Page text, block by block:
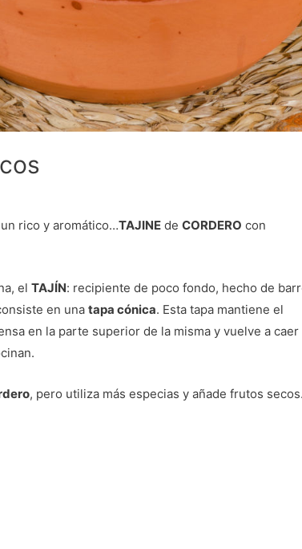
rico y aromático…TAJINEde CORDERO con
el TAJÍN: recipiente de poco fondo, hecho de
en una tapa cónica. Esta tapa mantiene el
en la parte superior de la misma y vuelve a caer
, pero utiliza más especias y añade frutos